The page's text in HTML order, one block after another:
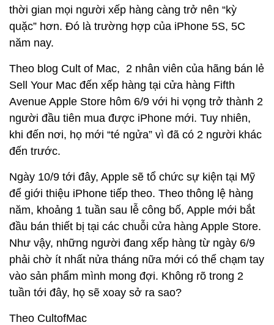
thời gian mọi người xếp hàng càng trở nên “kỳ
quặc” hơn. Đó là trường hợp của iPhone 5S, 5C
năm nay.
Theo blog Cult of Mac, 2 nhân viên của hãng bán lẻ
Sell Your Mac đến xếp hàng tại cửa hàng Fifth
Avenue Apple Store hôm 6/9 với hi vọng trở thành 2
người đầu tiên mua được iPhone mới. Tuy nhiên,
khi đến nơi, họ mới “té ngửa” vì đã có 2 người khác
đến trước.
Ngày 10/9 tới đây, Apple sẽ tổ chức sự kiện tại Mỹ
để giới thiệu iPhone tiếp theo. Theo thông lệ hàng
năm, khoảng 1 tuần sau lễ công bố, Apple mới bắt
đầu bán thiết bị tại các chuỗi cửa hàng Apple Store.
Như vậy, những người đang xếp hàng từ ngày 6/9
phải chờ ít nhất nửa tháng nữa mới có thể chạm tay
vào sản phẩm mình mong đợi. Không rõ trong 2
tuần tới đây, họ sẽ xoay sở ra sao?
Theo CultofMac